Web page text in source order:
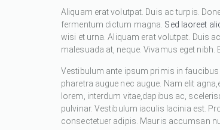
Aliquam erat volutpat. Duis ac turpis.
fermentum dictum magna. Sed laoreet
wisi et urna. Aliquam erat volutpat. Duis
malesuada at, neque. Vivamus eget
Vestibulum ante ipsum primis in
pharetra augue nec augue. Nam elit
lorem, interdum vitae,dapibus ac,
pulvinar. Vestibulum iaculis lacinia est.
consectetuer adipis. Mauris accumsan